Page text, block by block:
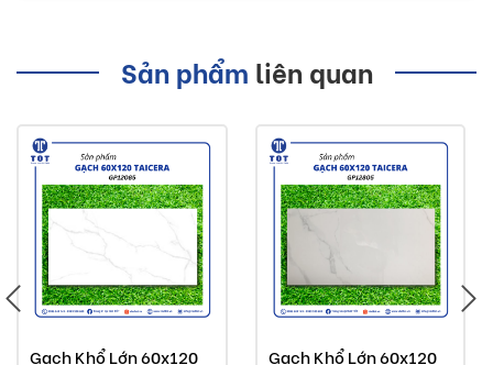
Sản phẩm liên quan
Gạch Khổ Lớn 60x120
Gạch Khổ Lớn 60x120